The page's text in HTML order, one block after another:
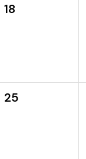
18
25